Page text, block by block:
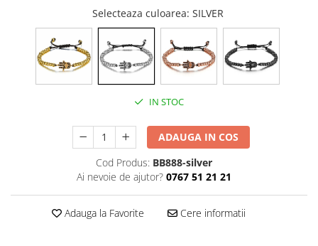
Selecteaza culoarea: SILVER
IN STOC
ADAUGA IN COS
Cod Produs: BB888-silver
Ai nevoie de ajutor? 0767 51 21 21
Adauga la Favorite Cere informatii